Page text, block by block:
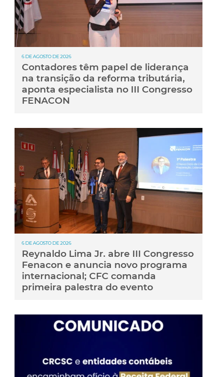
6 DE AGOSTO DE 2026
Contadores têm papel de liderança
na transição da reforma tributária,
aponta especialista no III Congresso
FENACON
6 DE AGOSTO DE 2026
Reynaldo Lima Jr. abre III Congresso
Fenacon e anuncia novo programa
internacional; CFC comanda
primeira palestra do evento